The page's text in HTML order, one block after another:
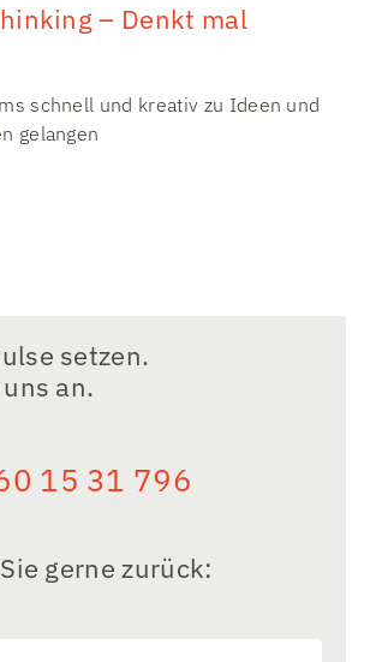
– Denkt mal
schnell und kreativ zu Ideen und
gelangen
setzen.
an.
15 31 796
gerne zurück: